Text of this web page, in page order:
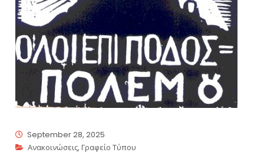
September 28, 2025
Ανακοινώσεις,Γραφείο Τύπου